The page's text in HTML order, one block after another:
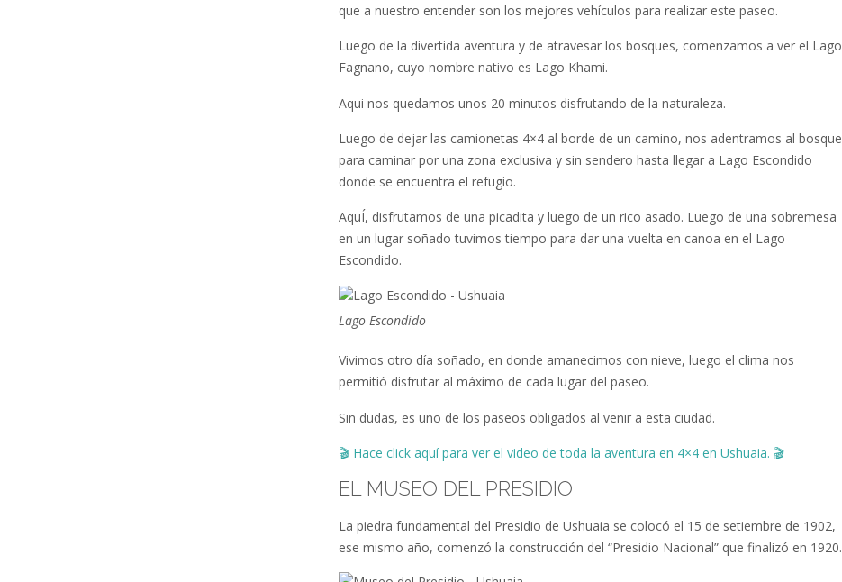
que a nuestro entender son los mejores vehículos para realizar este paseo.
Luego de la divertida aventura y de atravesar los bosques, comenzamos a ver el Lago
Fagnano, cuyo nombre nativo es Lago Khami.
Aqui nos quedamos unos 20 minutos disfrutando de la naturaleza.
Luego de dejar las camionetas 4×4 al borde de un camino, nos adentramos al bosque
para caminar por una zona exclusiva y sin sendero hasta llegar a Lago Escondido
donde se encuentra el refugio.
AquÍ, disfrutamos de una picadita y luego de un rico asado. Luego de una sobremesa
en un lugar soñado tuvimos tiempo para dar una vuelta en canoa en el Lago
Escondido.
Lago Escondido
Vivimos otro día soñado, en donde amanecimos con nieve, luego el clima nos
permitió disfrutar al máximo de cada lugar del paseo.
Sin dudas, es uno de los paseos obligados al venir a esta ciudad.
🎬 Hace click aquí para ver el video de toda la aventura en 4×4 en Ushuaia. 🎬
EL MUSEO DEL PRESIDIO
La piedra fundamental del Presidio de Ushuaia se colocó el 15 de setiembre de 1902,
ese mismo año, comenzó la construcción del “Presidio Nacional” que finalizó en 1920.